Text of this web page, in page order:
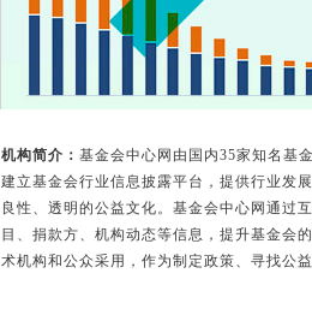
机构简介： 基金会中心网由国内35家知名基
建立基金会行业信息披露平台，提供行业发
良性、透明的公益文化。基金会中心网通过
目、捐款方、机构动态等信息，提升基金会
术机构和公众采用，作为制定政策、寻找公